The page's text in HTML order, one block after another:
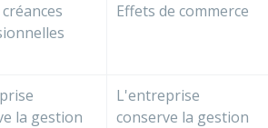
Effets de commerce
la gestion
L'entreprise
conserve la gestion